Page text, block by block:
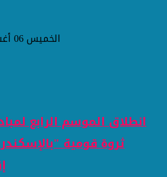
الخميس 06 أغسطس 2026 08:25 مساءً
انطلاق الموسم الرابع
ثروة قومية